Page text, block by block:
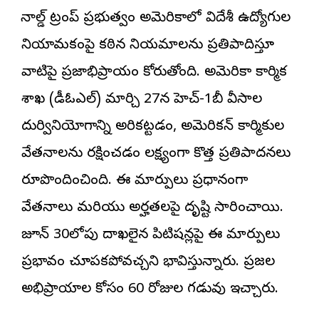
డొనాల్డ్ ట్రంప్ ప్రభుత్వం అమెరికాలో విదేశీ ఉద్యోగుల
నియామకంపై కఠిన నియమాలను ప్రతిపాదిస్తూ
వాటిపై ప్రజాభిప్రాయం కోరుతోంది. అమెరికా కార్మిక
శాఖ (డీఓఎల్‌) మార్చి 27నహెచ్-1బీ వీసాల
దుర్వినియోగాన్ని అరికట్టడం, అమెరికన్ కార్మికుల
వేతనాలను రక్షించడం లక్ష్యంగా కొత్త ప్రతిపాదనలు
రూపొందించింది. ఈ మార్పులు ప్రధానంగా
వేతనాలు మరియు అర్హతలపై దృష్టి సారించాయి.
జూన్ 30లోపు దాఖలైన పిటిషన్లపై ఈ మార్పులు
ప్రభావం చూపకపోవచ్చని భావిస్తున్నారు. ప్రజల
అభిప్రాయాల కోసం 60 రోజుల గడువు ఇచ్చారు.